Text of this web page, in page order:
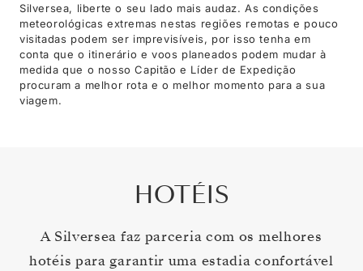
Silversea, liberte o seu lado mais audaz. As condições
meteorológicas extremas nestas regiões remotas e pouco
visitadas podem ser imprevisíveis, por isso tenha em
conta que o itinerário e voos planeados podem mudar à
medida que o nosso Capitão e Líder de Expedição
procuram a melhor rota e o melhor momento para a sua
viagem.
HOTÉIS
A Silversea faz parceria com os melhores
hotéis para garantir uma estadia confortável